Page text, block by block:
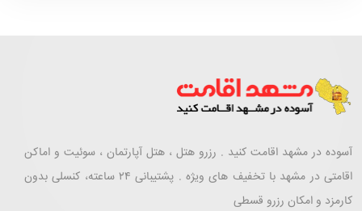
آسوده در مشهد اقامت کنید . رزرو هتل ، هتل آپارتمان ، سوئیت و اماکن
اقامتی در مشهد با تخفیف های ویژه . پشتیبانی ۲۴ ساعته، کنسلی بدون
کارمزد و امکان رزرو قسطی